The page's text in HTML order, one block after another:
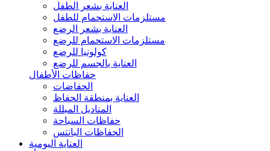
العناية بشعر الطفل
مستلزمات الاستحمام للطفل
العناية بشعر الرضع
مستلزمات الاستحمام للرضع
كولونيا للرضع
العناية بالجسم للرضع
حفاظات الأطفال
الحفاضات
العناية بمنطقة الحفاظ
المناديل المبللة
حفاظات السباحة
الحفاظات البانتس
العناية اليومية